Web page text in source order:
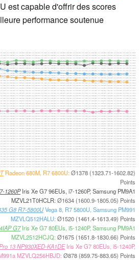
est capable d'offrir des scores
performance soutenue
Radeon 680M, R7 6800U:Ø1378 (1323.71-1602.82)
Points
1260PIris Xe G7 96EUs, i7-1260P, Samsung PM9A1
MZVL21T0HCLR: Ø1634 (1600.9-1805.05) Points
G8 R7-5800UVega 8, R7 5800U, Samsung PM991
MZVLQ512HALU: Ø1520 (1461.4-1613.49) Points
G7Iris Xe G7 80EUs, i5-1240P, Samsung PM9A1
MZVL2512HCJQ: Ø1675 (1651.8-1830.66) Points
13 NP930XED-KA1DEIris Xe G7 80EUs, i5-1240P,
MZVLQ256HBJD: Ø878 (859.75-883.65) Points